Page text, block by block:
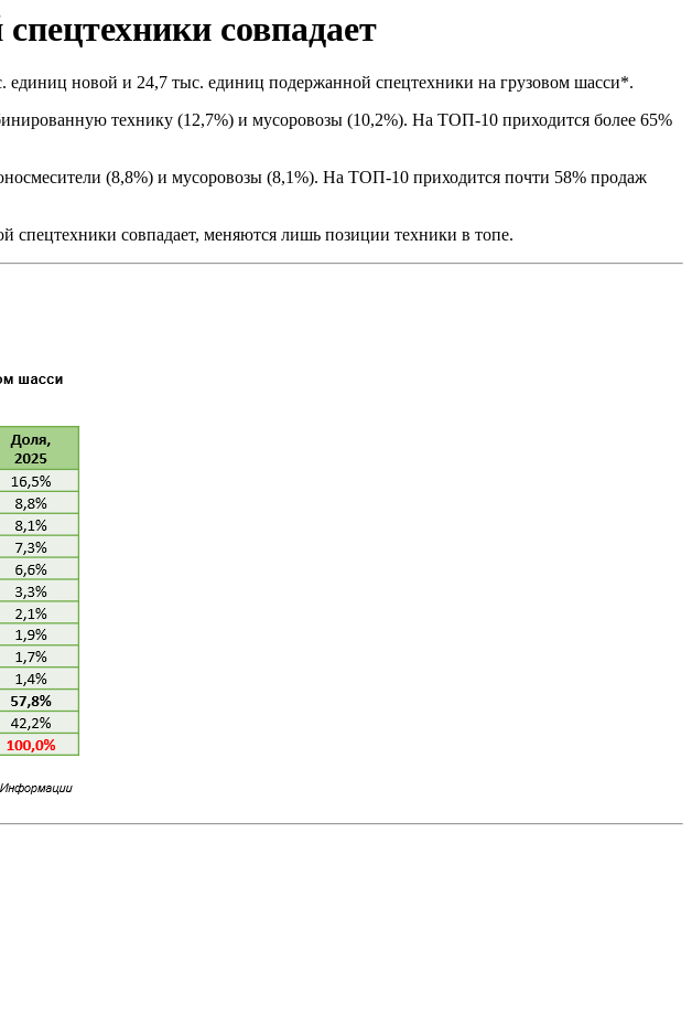
совпадает
единиц новой и 24,7 тыс. единиц подержанной спецтехники на грузовом шасси*.
технику (12,7%) и мусоровозы (10,2%). На ТОП-10 приходится более 65%
(8,8%) и мусоровозы (8,1%). На ТОП-10 приходится почти 58% продаж
спецтехники совпадает, меняются лишь позиции техники в топе.